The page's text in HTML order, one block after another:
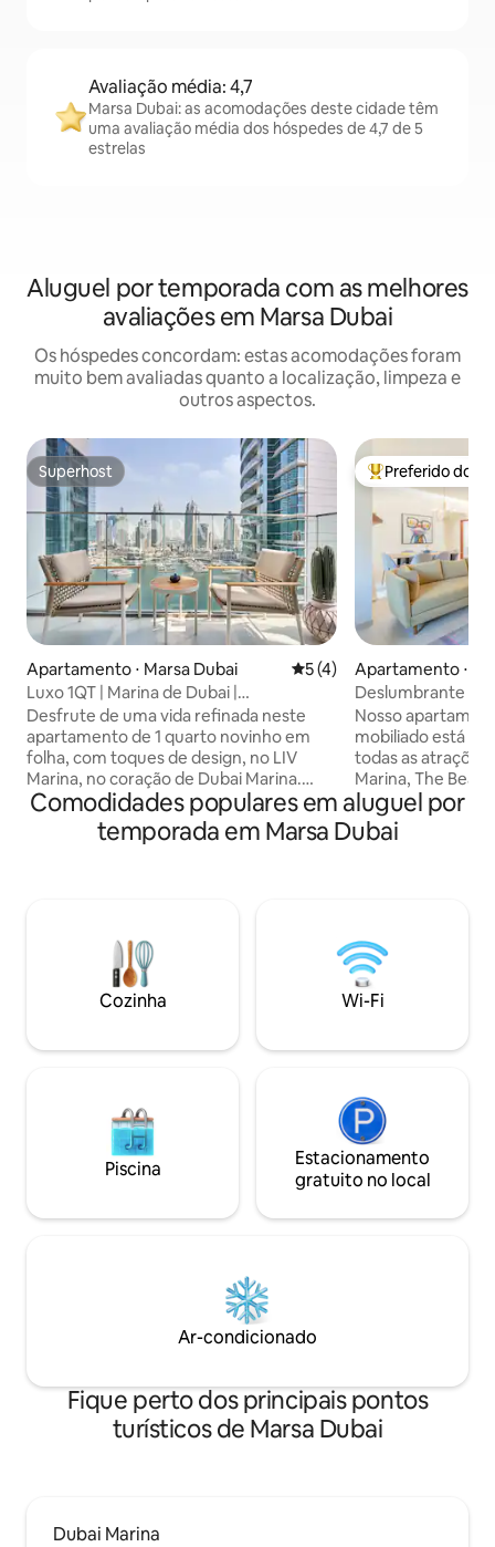
Avaliação média: 4,7
Marsa Dubai: as acomodações deste cidade têm
uma avaliação média dos hóspedes de 4,7 de 5
estrelas
Aluguel por temporada com as melhores
avaliações em Marsa Dubai
Os hóspedes concordam: estas acomodações foram
muito bem avaliadas quanto a localização, limpeza e
outros aspectos.
Superhost
Superhost
Apartamento ⋅ Marsa Dubai 5 de uma avaliação média
5 (4)
Luxo 1QT | Marina de Dubai |
Comodidades de alto padrão
Desfrute de uma vida refinada neste
apartamento de 1 quarto novinho em
folha, com toques de design, no LIV
Marina, no coração de Dubai Marina.
Aproveite comodidades de alto nível,
incluindo piscina e piscina infantil,
academias interna e externa, estúdio de
áreas de lazer para crianças. O
apartamento conta com cozinha
totalmente equipada, Wi-Fi 5G, Smart
TV e varanda privativa, a poucos passos
da praia.
Entre os
Preferido dos
Apartamento ⋅
Deslumbrante
JBR
Nosso
mobiliado está
todas as
Marina, The
Quase todas as
curta distância.
food/alta
uma bicicleta ou
indo para Palm e
estão a 2 minutos
acesso a
Comodidades populares em aluguel por
temporada em Marsa Dubai
Cozinha Wi-Fi
Piscina
Estacionamento
gratuito no local
Ar-condicionado
Fique perto dos principais pontos
turísticos de Marsa Dubai
Dubai Marina